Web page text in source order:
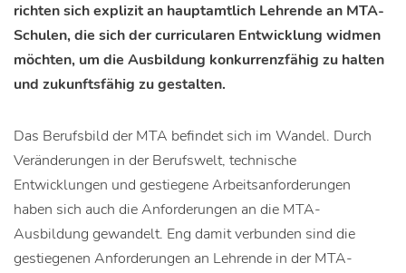
richten sich explizit an hauptamtlich Lehrende an MTA-
Schulen, die sich der curricularen Entwicklung widmen
möchten, um die Ausbildung konkurrenzfähig zu halten
und zukunftsfähig zu gestalten.
Das Berufsbild der MTA befindet sich im Wandel. Durch
Veränderungen in der Berufswelt, technische
Entwicklungen und gestiegene Arbeitsanforderungen
haben sich auch die Anforderungen an die MTA-
Ausbildung gewandelt. Eng damit verbunden sind die
gestiegenen Anforderungen an Lehrende in der MTA-